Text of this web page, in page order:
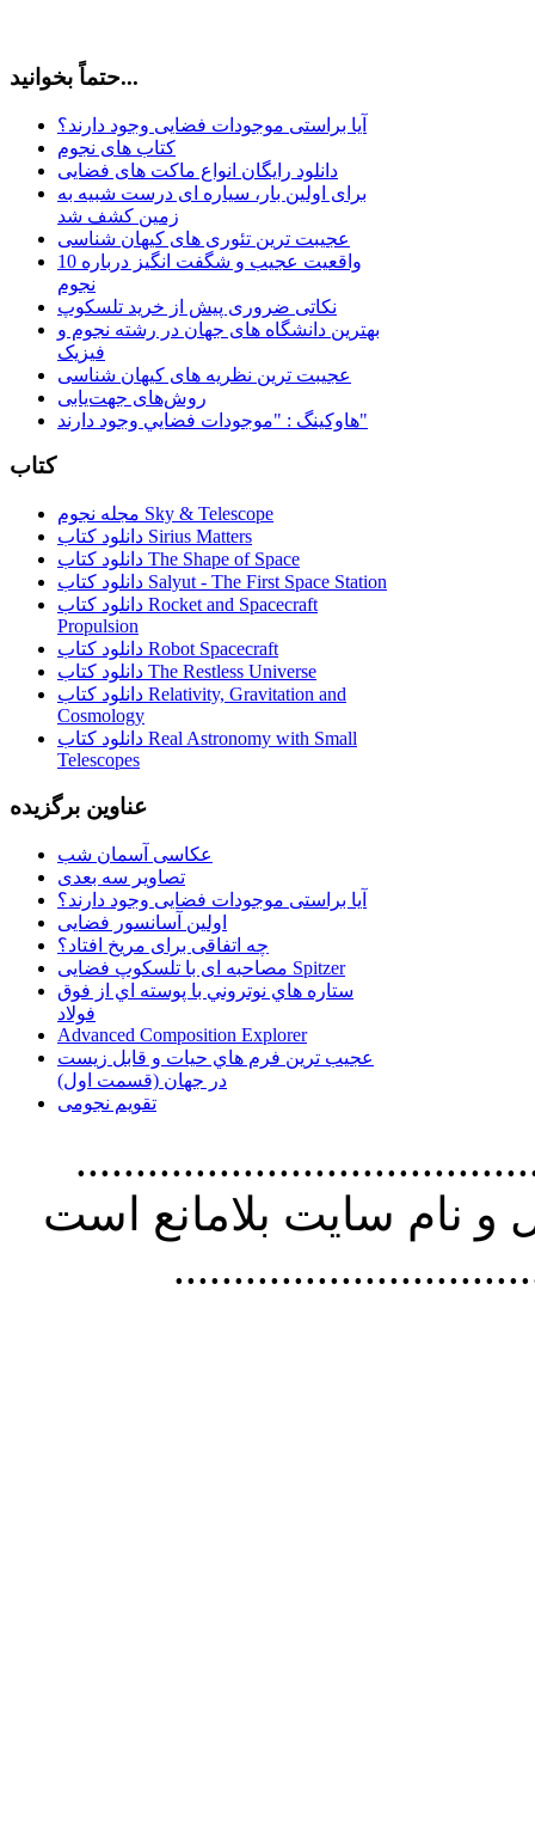
حتماً بخوانید...
آیا براستی موجودات فضایی وجود دارند؟
کتاب های نجوم
دانلود رایگان انواع ماکت های فضایی
برای اولین بار، سیاره ای درست شبیه به
زمین کشف شد
عجیبت ترین تئوری های کیهان شناسی
10 واقعیت عجیب و شگفت انگیز درباره
نجوم
نکاتی ضروری پیش از خرید تلسکوپ
بهترین دانشگاه های جهان در رشته نجوم و
فیزیک
عجیبت ترین نظریه های کیهان شناسی
روش‌های جهت‌یابی
هاوكينگ : "موجودات فضايي وجود دارند"
کتاب
مجله نجوم Sky & Telescope
دانلود کتاب Sirius Matters
دانلود کتاب The Shape of Space
دانلود کتاب Salyut - The First Space Station
دانلود کتاب Rocket and Spacecraft
Propulsion
دانلود کتاب Robot Spacecraft
دانلود کتاب The Restless Universe
دانلود کتاب Relativity, Gravitation and
Cosmology
دانلود کتاب Real Astronomy with Small
Telescopes
عناوین برگزیده
عکاسی آسمان شب
تصاویر سه بعدی
آیا براستی موجودات فضایی وجود دارند؟
اولین آسانسور فضایی
چه اتفاقی برای مریخ افتاد؟
مصاحبه ای با تلسکوپ فضایی Spitzer
ستاره هاي نوتروني با پوسته اي از فوق
فولاد
Advanced Composition Explorer
عجیب ترین فرم هاي حيات و قابل زيست
در جهان (قسمت اول)
تقویم نجومی
استفاده از
نام سايت بلامانع است